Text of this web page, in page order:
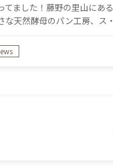
てました！藤野の里山にある
な天然酵母のパン工房、ス・